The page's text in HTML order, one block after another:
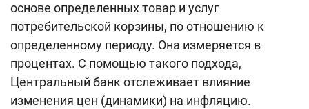
основе определенных товар и услуг
потребительской корзины, по отношению к
определенному периоду. Она измеряется в
процентах. С помощью такого подхода,
Центральный банк отслеживает влияние
изменения цен (динамики) на инфляцию.